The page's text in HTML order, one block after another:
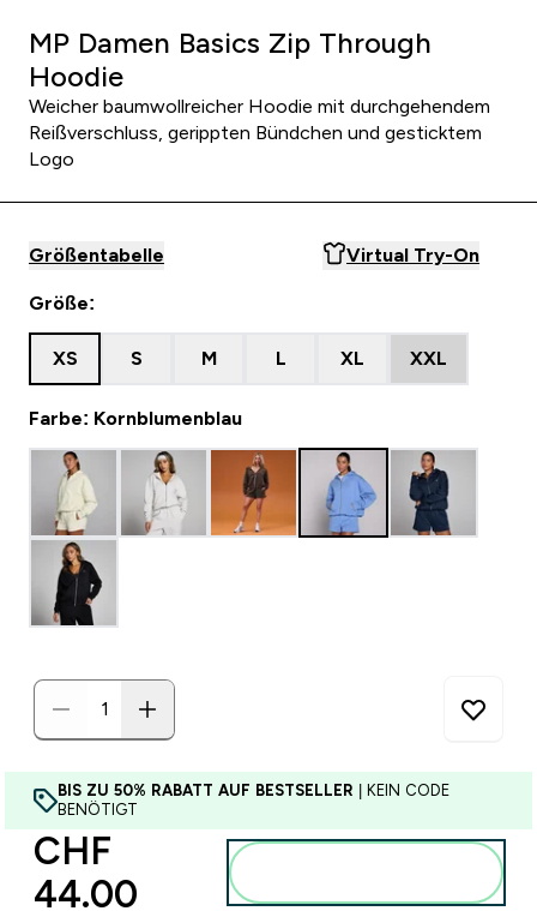
MP Damen Basics Zip Through
Hoodie
Weicher baumwollreicher Hoodie mit durchgehendem
Reißverschluss, gerippten Bündchen und gesticktem
Logo
Größentabelle Virtual Try-On
Größe:
XS S M L XL XXL
Farbe: Kornblumenblau
BIS ZU 50% RABATT AUF BESTSELLER | KEIN CODE
BENÖTIGT
CHF
44.00‎